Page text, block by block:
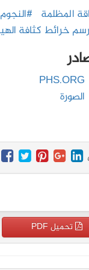
المظلمة
خرائط كثافة
PHS.ORG
الصورة
تحميل PDF